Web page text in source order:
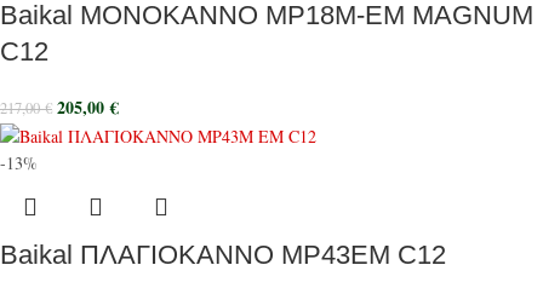
Baikal ΜΟΝΟΚΑΝΝΟ MP18M-EM MAGNUM
C12
217,00€ 205,00€
-13%
Baikal ΠΛΑΓΙΟΚΑΝΝΟ MP43ΕΜ C12